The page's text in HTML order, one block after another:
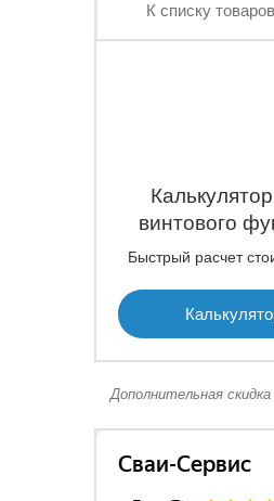
К списку товаров
винтового
Быстрый расчет
Дополнительная скидка